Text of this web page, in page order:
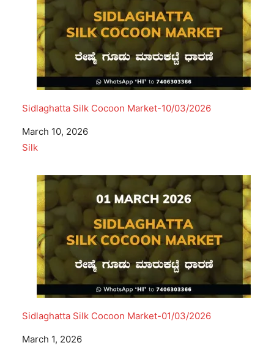
Sidlaghatta Silk Cocoon Market-10/03/2026
Date
March 10, 2026
In relation to
Silk
Sidlaghatta Silk Cocoon Market-01/03/2026
Date
March 1, 2026